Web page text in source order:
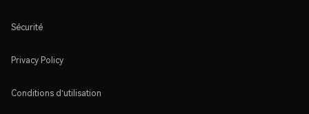
Sécurité
Privacy Policy
Conditions d'utilisation